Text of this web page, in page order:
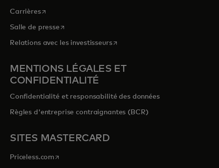
Carrièress’ouvre dans un nouvel onglet
Salle de presses’ouvre dans un nouvel onglet
Relations avec les investisseurss’ouvre dans un nouvel onglet
MENTIONS LÉGALES ET
CONFIDENTIALITÉ
Confidentialité et responsabilité des données
Règles d'entreprise contraignantes (BCR)
SITES MASTERCARD
Priceless.com s’ouvre dans un nouvel onglet